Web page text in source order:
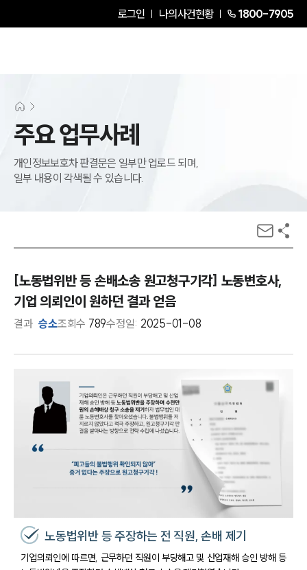
로그인 나의사건현황 1800-7905
주요 업무사례
개인정보보호차 판결문은 일부만 업로드 되며,
일부 내용이 각색될 수 있습니다.
[노동법위반 등 손배소송 원고청구기각] 노동변호사,
기업 의뢰인이 원하던 결과 얻음
결과 승소조회수 789수정일: 2025-01-08
노동법위반 등 주장하는 전 직원, 손배 제기
기업의뢰인에 따르면, 근무하던 직원이 부당해고 및 산업재해 승인 방해 등